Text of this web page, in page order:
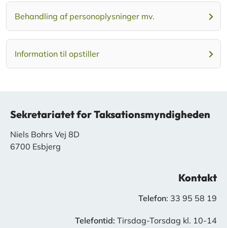
Behandling af personoplysninger mv.
Information til opstiller
Sekretariatet for Taksationsmyndigheden
Niels Bohrs Vej 8D
6700 Esbjerg
Kontakt
Telefon: 33 95 58 19
Telefontid: Tirsdag-Torsdag kl. 10-14